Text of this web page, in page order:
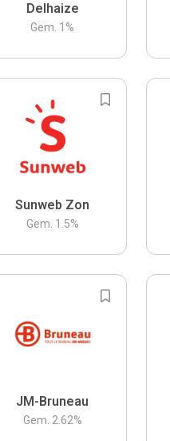
Delhaize
Gem. 1 %
Sunweb Zon
Gem. 1.5%
JM-Bruneau
Gem. 2.62%